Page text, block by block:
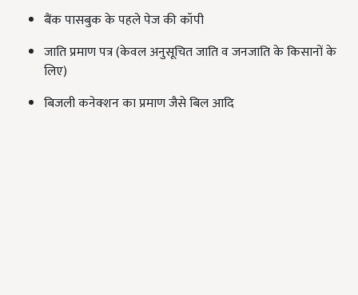
बैंक पासबुक के पहले पेज की कॉपी
जाति प्रमाण पत्र (केवल अनुसूचित जाति व जनजाति के किसानों के
लिए)
बिजली कनेक्शन का प्रमाण जैसे बिल आदि